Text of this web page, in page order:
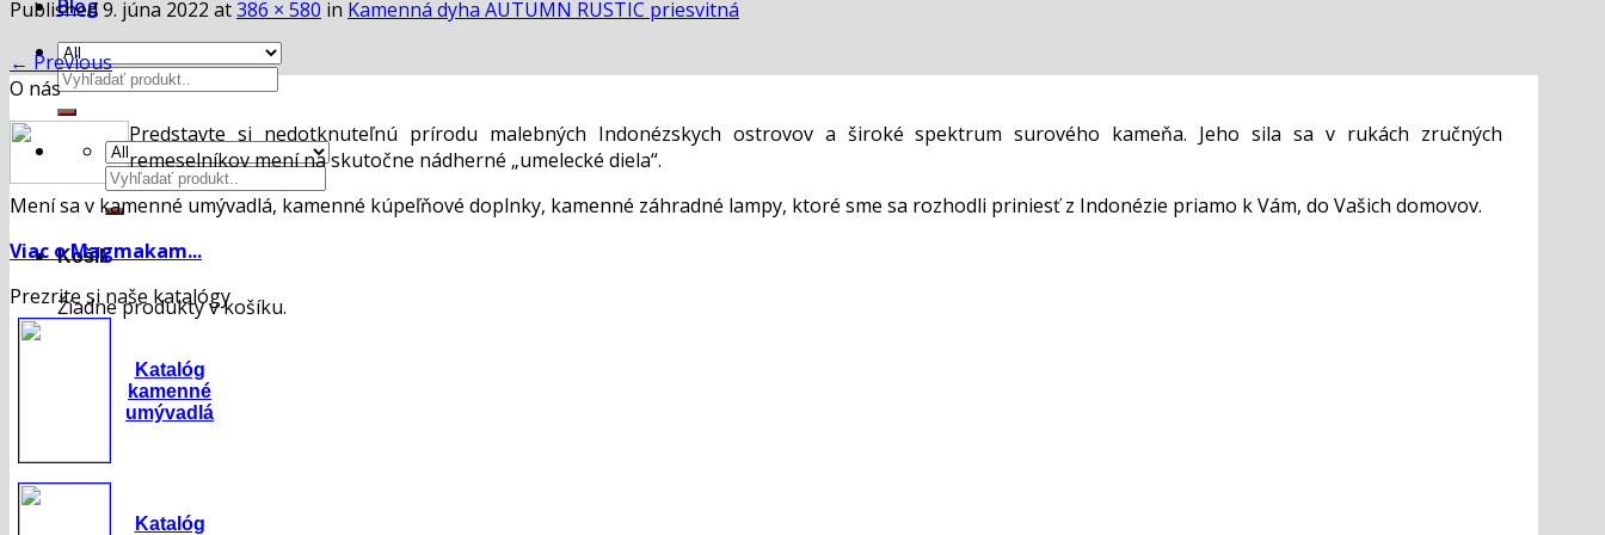
Blog
Hľadať:
Hľadať:
Košík
Žiadne produkty v košíku.
Published9. júna 2022 at386 × 580 in Kamenná dyha AUTUMN RUSTIC priesvitná
← Previous
O nás
Predstavte si nedotknuteľnú prírodu malebných Indonézskych ostrovov a široké spektrum surového kameňa. Jeho sila sa v rukách zručných
remeselníkov mení na skutočne nádherné „umelecké diela“.
Mení sa v kamenné umývadlá, kamenné kúpeľňové doplnky, kamenné záhradné lampy, ktoré sme sa rozhodli priniesť z Indonézie priamo k Vám, do Vašich domovov.
Viac o Magmakam...
Prezrite si naše katalógy
Katalóg
kamenné
umývadlá
Katalóg